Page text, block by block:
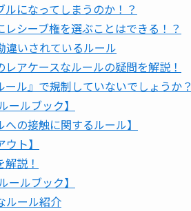
になってしまうのか！？
シーブ権を選ぶことはできる！？
違いされているルール
アケースなルールの疑問を解説！
ル』で規制していないでしょうか？
ールブック】
の接触に関するルール】
ト】
説！
ールブック】
ルール紹介